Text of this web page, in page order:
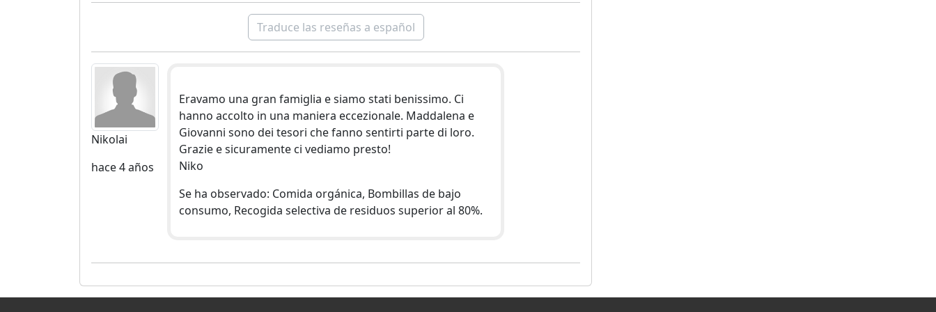
Traduce las reseñas a español
Nikolai
hace 4 años
Eravamo una gran famiglia e siamo stati benissimo. Ci
hanno accolto in una maniera eccezionale. Maddalena e
Giovanni sono dei tesori che fanno sentirti parte di loro.
Grazie e sicuramente ci vediamo presto!
Niko
Se ha observado: Comida orgánica, Bombillas de bajo
consumo, Recogida selectiva de residuos superior al 80%.